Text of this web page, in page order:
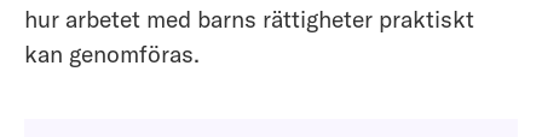
hur arbetet med barns rättigheter praktiskt
kan genomföras.